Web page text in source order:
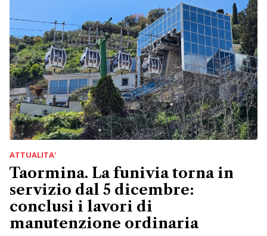
ATTUALITA'
Taormina. La funivia torna in
servizio dal 5 dicembre:
conclusi i lavori di
manutenzione ordinaria